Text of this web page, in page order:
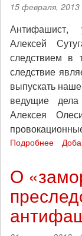
15 февраля,
Антифашист,
Алексей
следствием в
следствие
выпускать
ведущие
Алексея
Подробнее
Сутуга,
в
тюрьме
О